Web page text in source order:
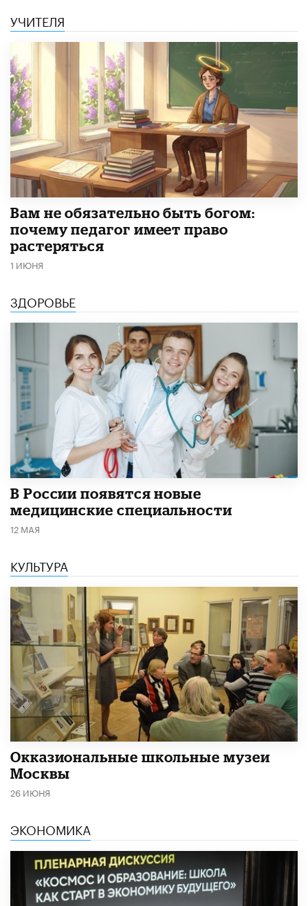
УЧИТЕЛЯ
​Вам не обязательно быть богом:
почему педагог имеет право
растеряться
1 ИЮНЯ
ЗДОРОВЬЕ
В России появятся новые
медицинские специальности
12 МАЯ
КУЛЬТУРА
​Окказиональные школьные музеи
Москвы
26 ИЮНЯ
ЭКОНОМИКА